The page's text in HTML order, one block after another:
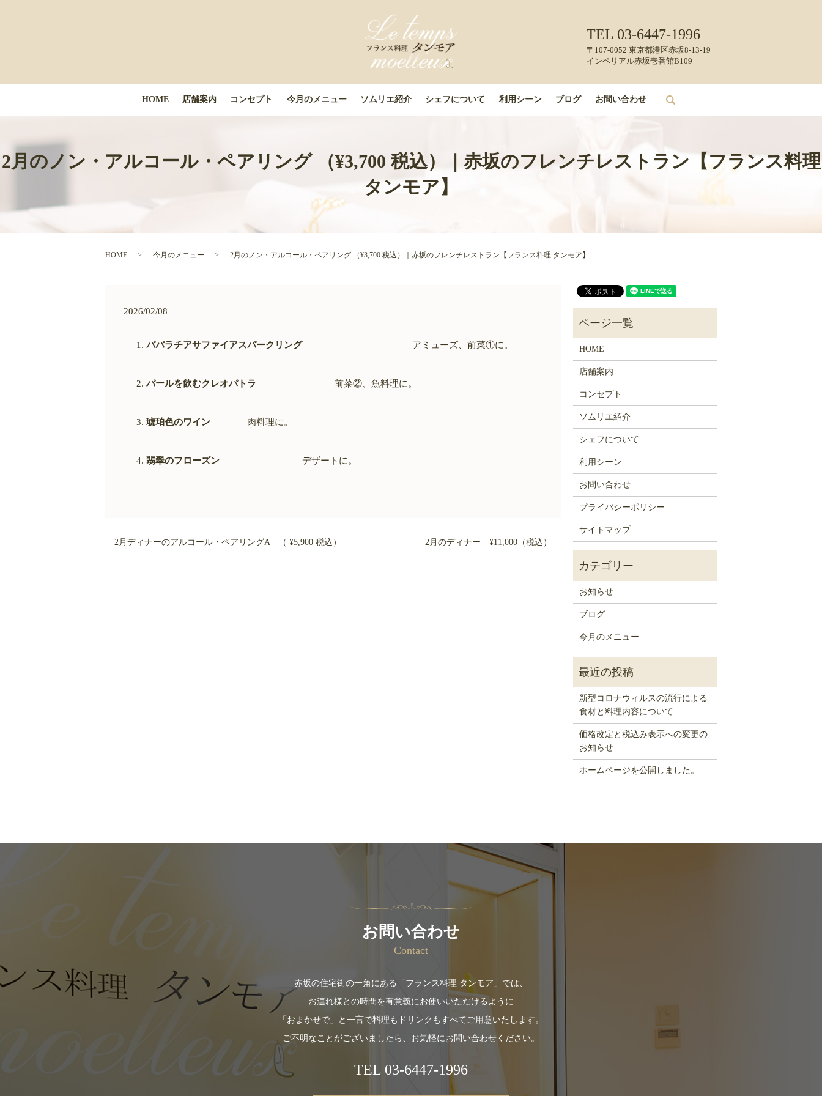
HOME 店舗案内 コンセプト 今月のメニュー ソムリエ紹介 シェフについて 利用シーン ブログ お問い合わせ search
TEL 03-6447-1996
〒107-0052 東京都港区赤坂8-13-19
インペリアル赤坂壱番館B109
2月のノン・アルコール・ペアリング （¥3,700 税込）｜赤坂のフレンチレストラン【フランス料理
タンモア】
HOME 今月のメニュー 2月のノン・アルコール・ペアリング （¥3,700 税込）｜赤坂のフレンチレストラン【フランス料理 タンモア】
2026/02/08
パパラチアサファイアスパークリングアミューズ、前菜①に。
パールを飲むクレオパトラ 前菜②、魚料理に。
琥珀色のワイン 肉料理に。
翡翠のフローズン デザートに。
2月ディナーのアルコール・ペアリングA （ ¥5,900 税込） 2月のディナー ¥11,000（税込）
HOME
店舗案内
コンセプト
ソムリエ紹介
シェフについて
利用シーン
お問い合わせ
プライバシーポリシー
サイトマップ
お知らせ
ブログ
今月のメニュー
新型コロナウィルスの流行による
食材と料理内容について
価格改定と税込み表示への変更の
お知らせ
ホームページを公開しました。
お問い合わせ
Contact
赤坂の住宅街の一角にある「フランス料理 タンモア」では、
お連れ様との時間を有意義にお使いいただけるように
「おまかせで」と一言で料理もドリンクもすべてご用意いたします。
ご不明なことがございましたら、お気軽にお問い合わせください。
TEL 03-6447-1996